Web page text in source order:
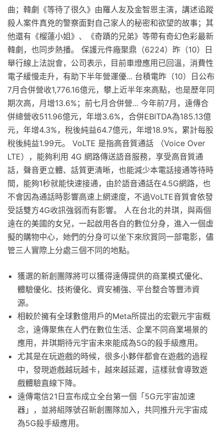
曲；韓劇《等待了很久》由羅人友及金智恩主演，講述追蹤
殺人案件真兇的警察面對自己家人的秘密和欲望的故事；其
他還有《榴蓮小姐》、《奇蹟的兄弟》等帶有奇幻色彩最新
韓劇，也同步熱播。 保護元件廠聚鼎（6224）昨（10）日
舉行線上法說會，公司表示，目前車燈應用已回溫，消費性
電子緩慢走升，有助下半年營運優... 台積電昨（10）日公布
7月合併營收1,776.16億元，攀上近半年來高點，也是歷年同
期次高，月增13.6%；前七月合併營... 今年前7月，遠傳合
併總營收511.96億元，年增3.6%，合併EBITDA為185.13億
元，年增4.3%，稅後純益64.7億元，年增18.9%，累計每股
稅後純益1.99元。 VoLTE 是指高音質通話 （Voice Over
LTE），能夠利用 4G 網路傳送語音服務，享受高音質通
話，聲音更立體、話質更清晰，也能減少本電話接通等待時
間，能夠1秒就能快速接通，由於語音通話在4.5G網路，也
不會因為通話時影響高速上網速度，不過VoLTE音質會依發
受話雙方4G收訊強弱而有影響。 人在台北的井琪，與兩個
遠在的美國的女兒，一起啟用各自的數位分身，進入一個虛
擬的購物中心，她們的分身可以坐下來欣賞同一部電影，儘
管三人實際上分處三個不同的地點。
獲選的新創團隊將可以獲得遠傳提供的商業模式優化、
體驗優化、技術優化、資安補強、平台整合等豐沛資
源。
相較於擁有全球數億用戶的Meta所提出的宏觀元宇宙概
念，遠傳聚焦在人們在數位生活、企業不同商業場景的
應用，井琪期待元宇宙未來能成為5G的殺手級應用。
尤其是在玩遊戲的時候，很多小夥伴都會在遊戲的過程
中，發現遊戲越玩越卡，越來越延遲，這樣就會導致遊
戲體驗直線下降。
遠傳電信21日宣布成立全台第一個「5G元宇宙加速
器」，並將組隊號召新創團隊加入，共同推升元宇宙成
為5G殺手級應用。